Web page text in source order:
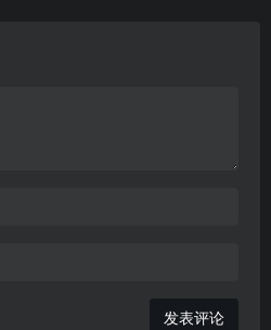
发表评论